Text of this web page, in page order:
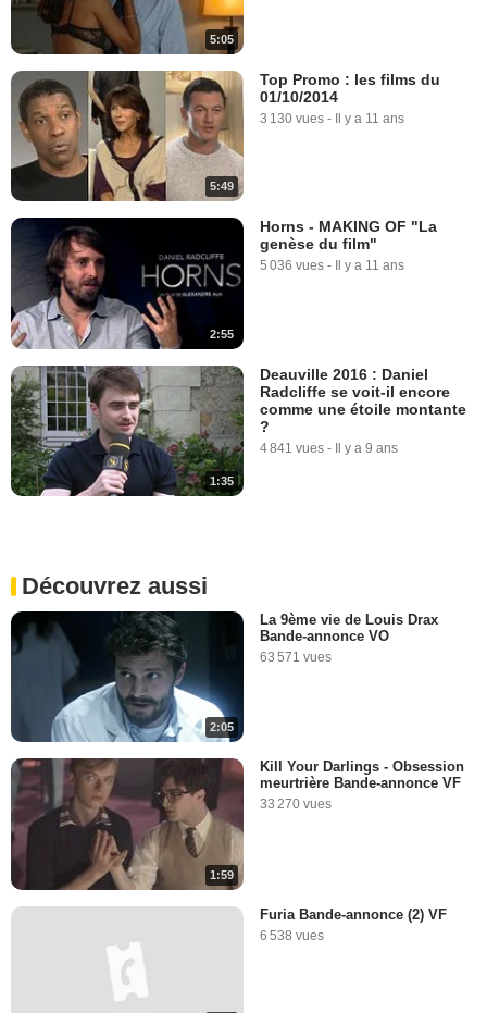
5:05
5:49
Top Promo : les films du
01/10/2014
3 130 vues - Il y a 11 ans
2:55
Horns - MAKING OF "La
genèse du film"
5 036 vues - Il y a 11 ans
1:35
Deauville 2016 : Daniel
Radcliffe se voit-il encore
comme une étoile montante
?
4 841 vues - Il y a 9 ans
Découvrez aussi
2:05
La 9ème vie de Louis Drax
Bande-annonce VO
63 571 vues
1:59
Kill Your Darlings - Obsession
meurtrière Bande-annonce VF
33 270 vues
Furia Bande-annonce (2) VF
6 538 vues